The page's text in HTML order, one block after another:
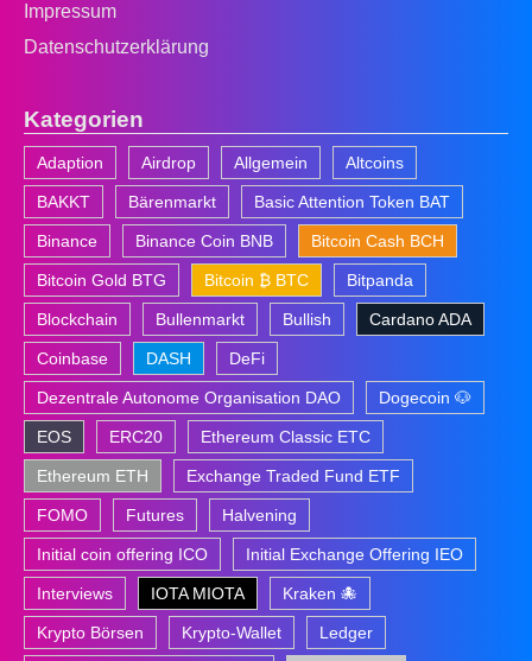
Impressum
Datenschutzerklärung
Kategorien
Adaption Airdrop Allgemein Altcoins
BAKKT Bärenmarkt Basic Attention Token BAT
Binance Binance Coin BNB Bitcoin Cash BCH
Bitcoin Gold BTG Bitcoin ₿ BTC Bitpanda
Blockchain Bullenmarkt Bullish Cardano ADA
Coinbase DASH DeFi
Dezentrale Autonome Organisation DAO Dogecoin 🐶
EOS ERC20 Ethereum Classic ETC
Ethereum ETH Exchange Traded Fund ETF
FOMO Futures Halvening
Initial coin offering ICO Initial Exchange Offering IEO
Interviews IOTA MIOTA Kraken 🐙
Krypto Börsen Krypto-Wallet Ledger